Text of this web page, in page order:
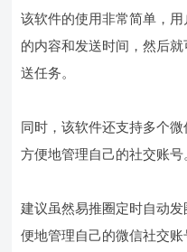
该软件的使用非常简单，
的内容和发送时间，然后
送任务。
同时，该软件还支持多个
方便地管理自己的社交账号
建议虽然易推圈定时自动
便地管理自己的微信社交